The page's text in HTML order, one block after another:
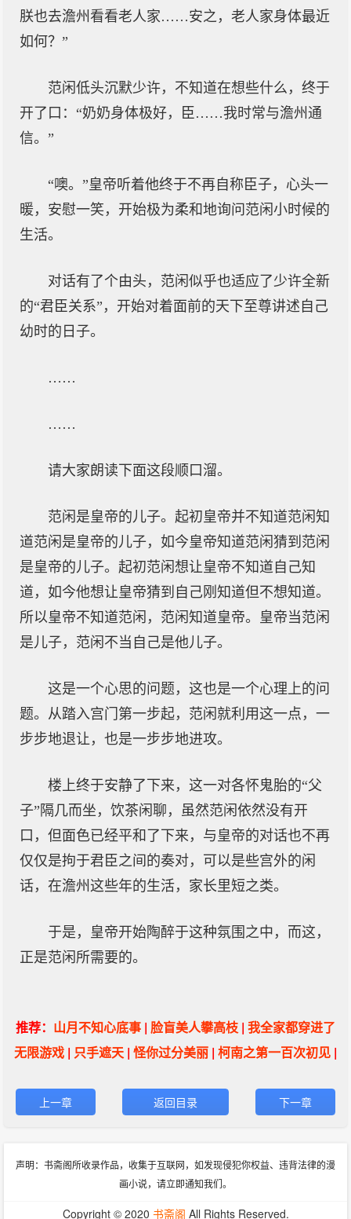
朕也去澹州看看老人家……安之，老人家身体最近
如何？”
范闲低头沉默少许，不知道在想些什么，终于
开了口：“奶奶身体极好，臣……我时常与澹州通
信。”
“噢。”皇帝听着他终于不再自称臣子，心头一
暖，安慰一笑，开始极为柔和地询问范闲小时候的
生活。
对话有了个由头，范闲似乎也适应了少许全新
的“君臣关系”，开始对着面前的天下至尊讲述自己
幼时的日子。
……
……
请大家朗读下面这段顺口溜。
范闲是皇帝的儿子。起初皇帝并不知道范闲知
道范闲是皇帝的儿子，如今皇帝知道范闲猜到范闲
是皇帝的儿子。起初范闲想让皇帝不知道自己知
道，如今他想让皇帝猜到自己刚知道但不想知道。
所以皇帝不知道范闲，范闲知道皇帝。皇帝当范闲
是儿子，范闲不当自己是他儿子。
这是一个心思的问题，这也是一个心理上的问
题。从踏入宫门第一步起，范闲就利用这一点，一
步步地退让，也是一步步地进攻。
楼上终于安静了下来，这一对各怀鬼胎的“父
子”隔几而坐，饮茶闲聊，虽然范闲依然没有开
口，但面色已经平和了下来，与皇帝的对话也不再
仅仅是拘于君臣之间的奏对，可以是些宫外的闲
话，在澹州这些年的生活，家长里短之类。
于是，皇帝开始陶醉于这种氛围之中，而这，
正是范闲所需要的。
推荐： 山月不知心底事 | 脸盲美人攀高枝 | 我全家都穿进了
无限游戏 | 只手遮天 | 怪你过分美丽 | 柯南之第一百次初见 |
上一章 返回目录 下一章
声明：书斋阁所收录作品，收集于互联网，如发现侵犯你权益、违背法律的漫
画小说，请立即通知我们。
Copyright © 2020 书斋阁 All Rights Reserved.